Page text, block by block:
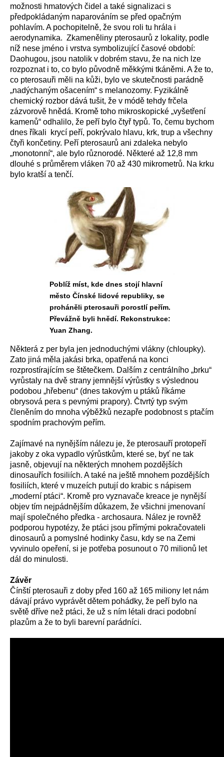
možnosti hmatových čidel a také signalizaci s
předpokládaným naparováním se před opačným
pohlavím. A pochopitelně, že svou roli tu hrála i
aerodynamika. Zkameněliny pterosaurů z lokality, podle
níž nese jméno i vrstva symbolizující časové období:
Daohugou, jsou natolik v dobrém stavu, že na nich lze
rozpoznat i to, co bylo původně měkkými tkáněmi. A že to,
co pterosauři měli na kůži, bylo ve skutečnosti parádně
„nadýchaným ošacením“ s melanozomy. Fyzikálně
chemický rozbor dává tušit, že v módě tehdy frčela
zázvorově hnědá. Kromě toho mikroskopické „vyšetření
kamenů“ odhalilo, že peří bylo čtyř typů. To, čemu bychom
dnes říkali krycí peří, pokrývalo hlavu, krk, trup a všechny
čtyři končetiny. Peří pterosaurů ani zdaleka nebylo
„monotonní“, ale bylo různorodé. Některé až 12,8 mm
dlouhé s průměrem vláken 70 až 430 mikrometrů. Na krku
bylo kratší a tenčí.
Poblíž míst, kde dnes stojí hlavní
město Čínské lidové republiky, se
proháněli pterosauři porostlí peřím.
Převážně byli hnědí. Rekonstrukce:
Yuan Zhang.
Některá z per byla jen jednoduchými vlákny (chloupky).
Zato jiná měla jakási brka, opatřená na konci
rozprostírajícím se štětečkem. Dalším z centrálního „brku“
vyrůstaly na dvě strany jemnější výrůstky s výslednou
podobou „hřebenu“ (dnes takovým u ptáků říkáme
obrysová pera s pevnými prapory). Čtvrtý typ svým
členěním do mnoha výběžků nezapře podobnost s ptačím
spodním prachovým peřím.
Zajímavé na nynějším nálezu je, že pterosauří protopeří
jakoby z oka vypadlo výrůstkům, které se, byť ne tak
jasně, objevují na některých mnohem pozdějších
dinosauřích fosiliích. A také na ještě mnohem pozdějších
fosiliích, které v muzeích putují do krabic s nápisem
„moderní ptáci“. Kromě pro vyznavače kreace je nynější
objev tím nejpádnějším důkazem, že všichni jmenovaní
mají společného předka - archosaura. Nález je rovněž
podporou hypotézy, že ptáci jsou přímými pokračovateli
dinosaurů a pomyslné hodinky času, kdy se na Zemi
vyvinulo opeření, si je potřeba posunout o 70 milionů let
dál do minulosti.
Závěr
Čínští pterosauři z doby před 160 až 165 miliony let nám
dávají právo vyprávět dětem pohádky, že peří bylo na
světě dříve než ptáci, že už s ním létali draci podobní
plazům a že to byli barevní parádníci.